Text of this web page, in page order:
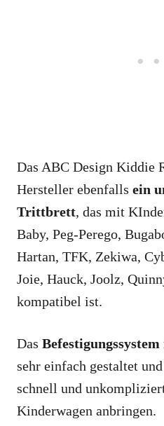
Das ABC Design Kiddie
Hersteller ebenfalls ein
Trittbrett, das mit
Baby, Peg-Perego,
Hartan, TFK, Zekiwa,
Joie, Hauck, Joolz,
kompatibel ist.
Das
sehr einfach gestaltet
schnell und
Kinderwagen anbringen.